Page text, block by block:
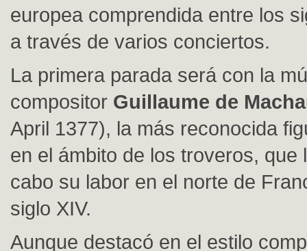
europea comprendida entre los
a través de varios conciertos.
La primera parada será con la
compositor Guillaume de
April 1377), la más reconocida
en el ámbito de los troveros, que
cabo su labor en el norte de
siglo XIV.
Aunque destacó en el estilo